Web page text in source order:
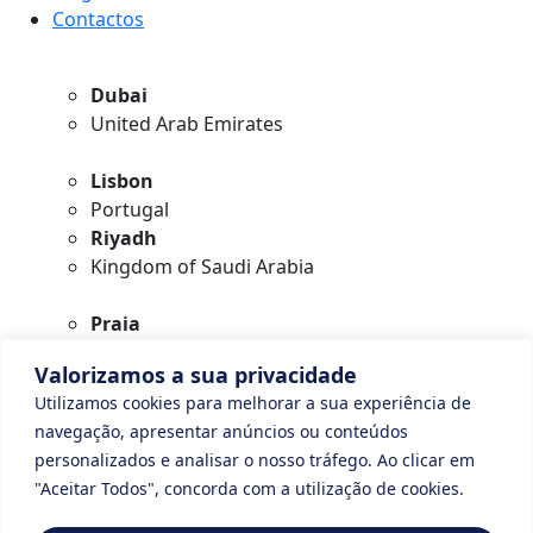
Valorizamos a sua privacidade
Utilizamos cookies para melhorar a sua experiência de
navegação, apresentar anúncios ou conteúdos
personalizados e analisar o nosso tráfego. Ao clicar em
"Aceitar Todos", concorda com a utilização de cookies.
Contactos
Dubai
United Arab Emirates
Lisbon
Portugal
Riyadh
Kingdom of Saudi Arabia
Praia
geral@digitalconnection.pt
+351 913 988 058
+351 927 277 523